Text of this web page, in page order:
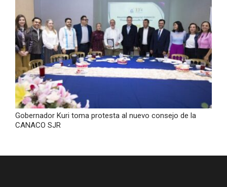
Gobernador Kuri toma protesta al nuevo consejo de la
CANACO SJR